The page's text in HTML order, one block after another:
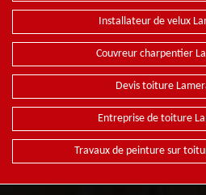
Installateur de velux
Couvreur charpentier
Devis toiture
Entreprise de toiture
Travaux de peinture sur